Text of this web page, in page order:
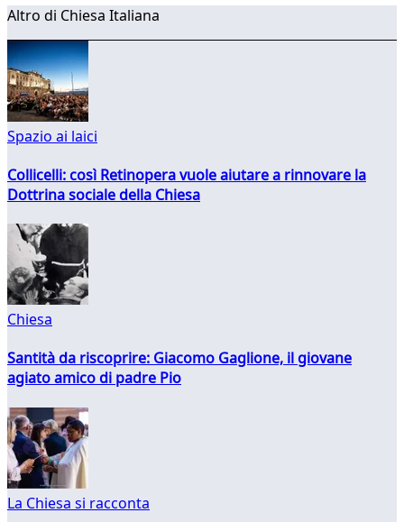
Altro di Chiesa Italiana
Spazio ai laici
Collicelli: così Retinopera vuole aiutare a rinnovare la
Dottrina sociale della Chiesa
Chiesa
Santità da riscoprire: Giacomo Gaglione, il giovane
agiato amico di padre Pio
La Chiesa si racconta